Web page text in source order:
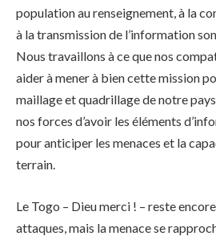
population au renseignement, à la
à la transmission de l’information
Nous travaillons à ce que nos
aider à mener à bien cette mission
maillage et quadrillage de notre
nos forces d’avoir les éléments
pour anticiper les menaces et la
terrain.
Le Togo – Dieu merci ! – reste
attaques, mais la menace se